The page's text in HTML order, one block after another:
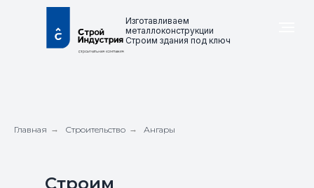
Изготавливаем
металлоконструкции
Строим здания под ключ
Главная → Строительство → Ангары
Строим